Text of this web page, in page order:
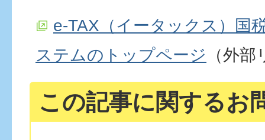
e-TAX（イータックス）国
ステムのトップページ （外
この記事に関するお